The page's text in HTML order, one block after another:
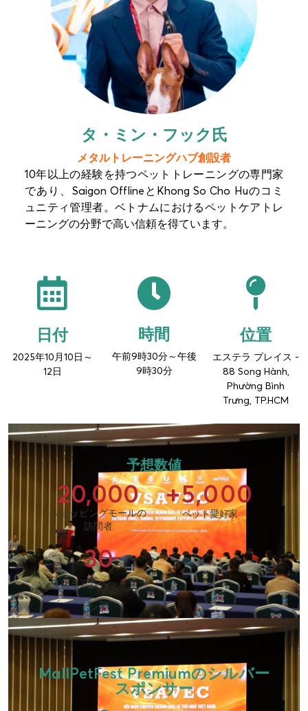
タ・ミン・フック氏
メタルトレーニングハブ創設者
10年以上の経験を持つペットトレーニングの専門家
であり、Saigon OfflineとKhong So Cho Huのコミ
ュニティ管理者。ベトナムにおけるペットケアトレ
ーニングの分野で高い信頼を得ています。
日付
2025年10月10日～
12日
時間
午前9時30分～午後
9時30分
位置
エステラ プレイス -
88 Song Hành,
Phường Bình
Trưng, TP.HCM
予想数値
20,000
ショッピングモールの
訪問者
+5,000
ペット愛好家
30
プレミアムペットブラ
ンド
MallPetFest Premiumのシルバー
スポンサー